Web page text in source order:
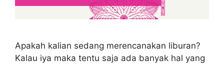
Apakah kalian sedang merencanakan liburan?
Kalau iya maka tentu saja ada banyak hal yang